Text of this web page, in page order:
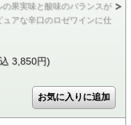
果実味と酸味のバランスが
アな辛口のロゼワインに仕
3,850円)